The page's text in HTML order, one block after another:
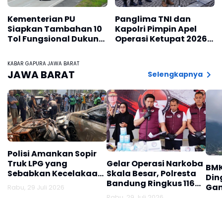
Kementerian PU
Siapkan Tambahan 10
Tol Fungsional Dukung
Panglima TNI dan
Kapolri Pimpin Apel
Operasi Ketupat 2026
KABAR GAPURA JAWA BARAT
JAWA BARAT Selengkapnya
Polisi Amankan Sopir
Truk LPG yang
Sebabkan Kecelakaan
Maut di Jalan
Soekarno-Hatta
Rabu, 29 Juli 2026
Gelar Operasi Narkoba
Skala Besar, Polresta
Bandung Ringkus 116
Tersangka dan Sita